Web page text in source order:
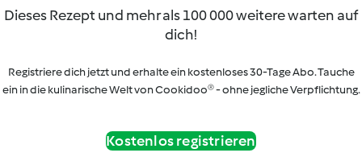
Dieses Rezept und mehr als 100 000 weitere warten auf
dich!
Registriere dich jetzt und erhalte ein kostenloses 30-Tage Abo. Tauche
ein in die kulinarische Welt von Cookidoo® - ohne jegliche Verpflichtung.
Kostenlos registrieren